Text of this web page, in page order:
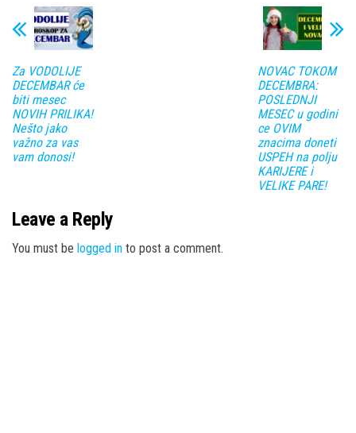
Za VODOLIJE
DECEMBAR će
biti mesec
NOVIH PRILIKA!
Nešto jako
važno za vas
vam donosi!
NOVAC TOKOM
DECEMBRA:
POSLEDNJI
MESEC u godini
ce OVIM
znacima doneti
USPEH na polju
KARIJERE i
VELIKE PARE!
Leave a Reply
You must be logged in to post a comment.